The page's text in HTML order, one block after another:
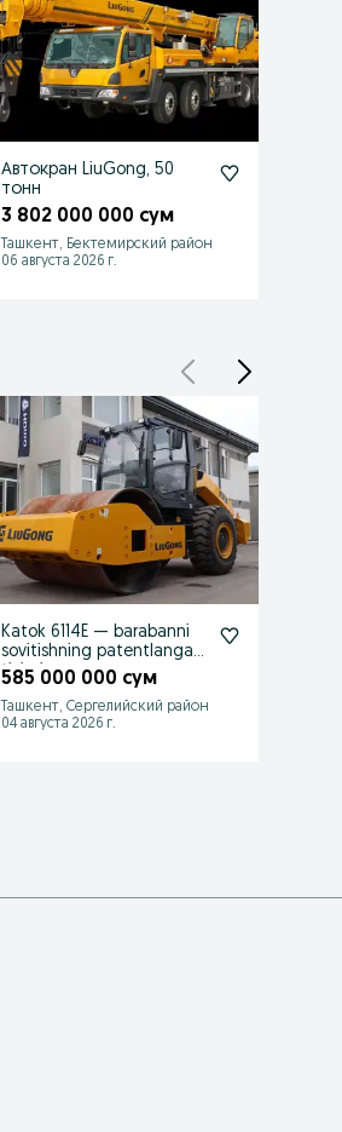
Автокран LiuGong, 50
тонн
3 802 000 000 сум
Ташкент, Бектемирский район
06 августа 2026 г.
Katok 6114E — barabanni
sovitishning patentlangan
tizimi
585 000 000 сум
Ташкент, Сергелийский район
04 августа 2026 г.